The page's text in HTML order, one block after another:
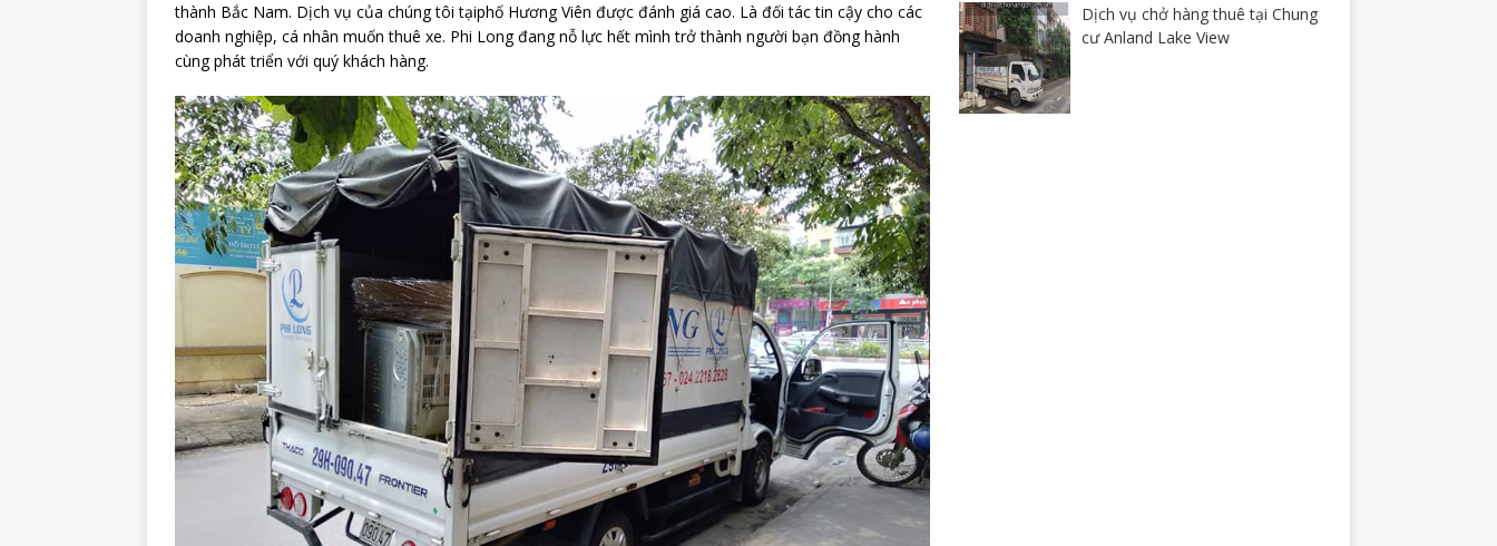
thành Bắc Nam. Dịch vụ của chúng tôi tạiphố Hương Viên được đánh giá cao. Là đối tác tin cậy cho các
doanh nghiệp, cá nhân muốn thuê xe. Phi Long đang nỗ lực hết mình trở thành người bạn đồng hành
cùng phát triển với quý khách hàng.
Dịch vụ chở hàng thuê tại Chung
cư Anland Lake View